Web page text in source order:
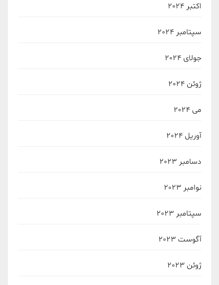
اکتبر 2024
سپتامبر 2024
جولای 2024
ژوئن 2024
می 2024
آوریل 2024
دسامبر 2023
نوامبر 2023
سپتامبر 2023
آگوست 2023
ژوئن 2023